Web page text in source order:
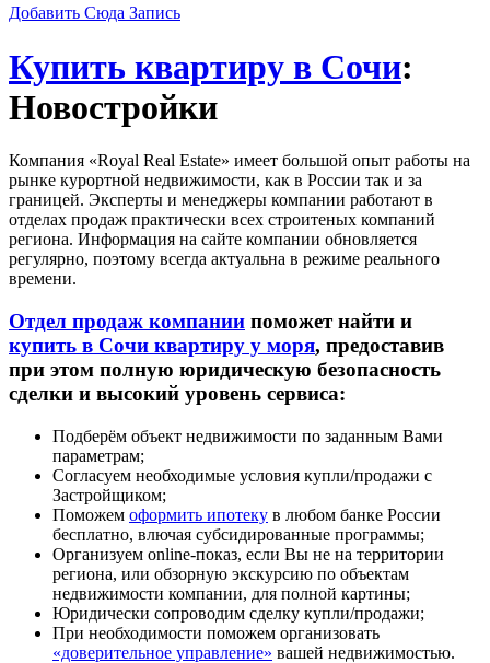
Добавить Сюда Запись
Купить квартиру в Сочи:
Новостройки
Компания «Royal Real Estate» имеет большой опыт работы на
рынке курортной недвижимости, как в России так и за
границей. Эксперты и менеджеры компании работают в
отделах продаж практически всех строитеных компаний
региона. Информация на сайте компании обновляется
регулярно, поэтому всегда актуальна в режиме реального
времени.
Отдел продаж компании поможет найти и
купить в Сочи квартиру у моря, предоставив
при этом полную юридическую безопасность
сделки и высокий уровень сервиса:
Подберём объект недвижимости по заданным Вами
параметрам;
Согласуем необходимые условия купли/продажи с
Застройщиком;
Поможем оформить ипотеку в любом банке России
бесплатно, влючая субсидированные программы;
Организуем online-показ, если Вы не на территории
региона, или обзорную экскурсию по объектам
недвижимости компании, для полной картины;
Юридически сопроводим сделку купли/продажи;
При необходимости поможем организовать
«доверительное управление» вашей недвижимостью.